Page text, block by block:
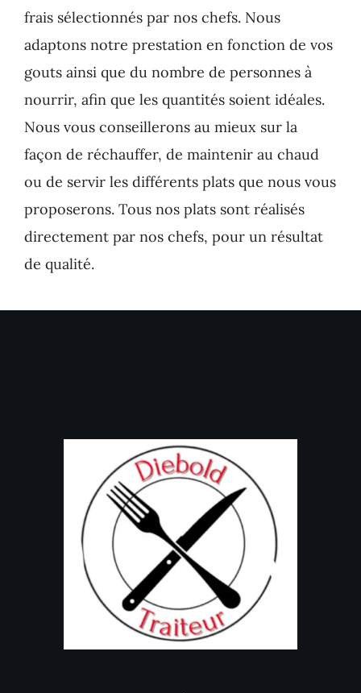
frais sélectionnés par nos chefs. Nous
adaptons notre prestation en fonction de vos
gouts ainsi que du nombre de personnes à
nourrir, afin que les quantités soient idéales.
Nous vous conseillerons au mieux sur la
façon de réchauffer, de maintenir au chaud
ou de servir les différents plats que nous vous
proposerons. Tous nos plats sont réalisés
directement par nos chefs, pour un résultat
de qualité.